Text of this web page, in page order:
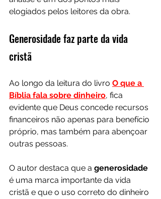
elogiados pelos leitores da obra.
Generosidade faz parte da vida
cristã
Ao longo da leitura do livro O que a
Bíblia fala sobre dinheiro, fica
evidente que Deus concede recursos
financeiros não apenas para benefício
próprio, mas também para abençoar
outras pessoas.
O autor destaca que a generosidade
é uma marca importante da vida
cristã e que o uso correto do dinheiro